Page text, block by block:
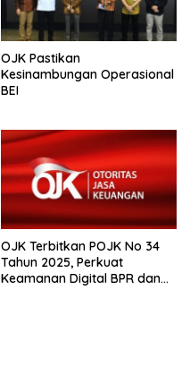
OJK Pastikan
Kesinambungan Operasional
BEI
OJK Terbitkan POJK No 34
Tahun 2025, Perkuat
Keamanan Digital BPR dan